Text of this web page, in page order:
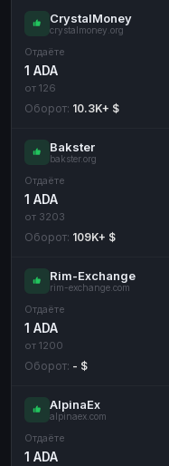
CrystalMoney
crystalmoney.org
Отдаёте
1 ADA
от 126
Оборот: 10.3K+ $
Bakster
bakster.org
Отдаёте
1 ADA
от 3203
Оборот: 109K+ $
Rim-Exchange
rim-exchange.com
Отдаёте
1 ADA
от 1200
Оборот: - $
AlpinaEx
alpinaex.com
Отдаёте
1 ADA